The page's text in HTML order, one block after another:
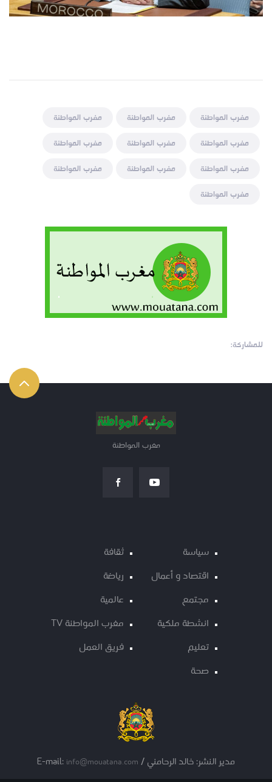
مغرب المواطنة مغرب المواطنة
مغرب المواطنة
مغرب المواطنة
مغرب المواطنة
مغرب المواطنة
مغرب المواطنة
مغرب المواطنة
مغرب المواطنة
مغرب المواطنة
للمشاركة:
مغرب المواطنة
سياسة
اقتصاد و أعمال
مجتمع
انشطة ملكية
تعليم
صحة
ثقافة
رياضة
عالمية
مغرب المواطنة TV
فريق العمل
مدير النشر: خالد الرحامني / E-mail: info@mouatana.com